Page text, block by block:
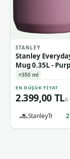
STANLEY
Stanley
Mug 0.35L -
350 ml
EN DÜŞÜK FIYAT
2.399,00 TL6
StanleyTr